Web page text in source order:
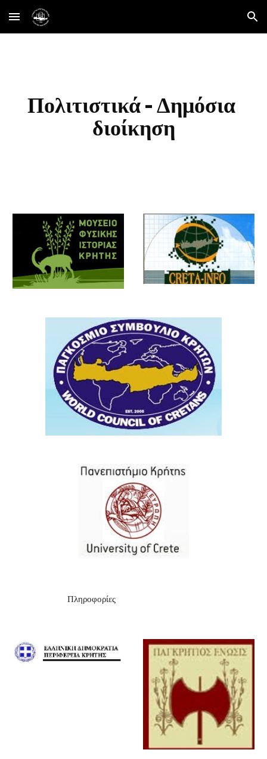
Skip to main content Skip to navigation
Πολιτιστικά - Δημόσια
διοίκηση
                            Πληροφορίες